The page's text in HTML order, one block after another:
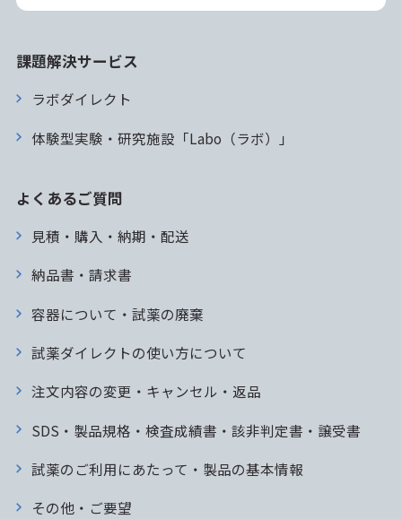
課題解決サービス
ラボダイレクト
体験型実験・研究施設「Labo（ラボ）」
よくあるご質問
見積・購入・納期・配送
納品書・請求書
容器について・試薬の廃棄
試薬ダイレクトの使い方について
注文内容の変更・キャンセル・返品
SDS・製品規格・検査成績書・該非判定書・譲受書
試薬のご利用にあたって・製品の基本情報
その他・ご要望